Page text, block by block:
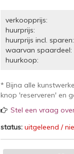
verkoopprijs:
huurprijs:
huurprijs incl. sparen:
waarvan spaardeel:
huurkoop:
* Bijna alle
knop 'reserveren' en
Stel een vraag
status: uitgeleend /